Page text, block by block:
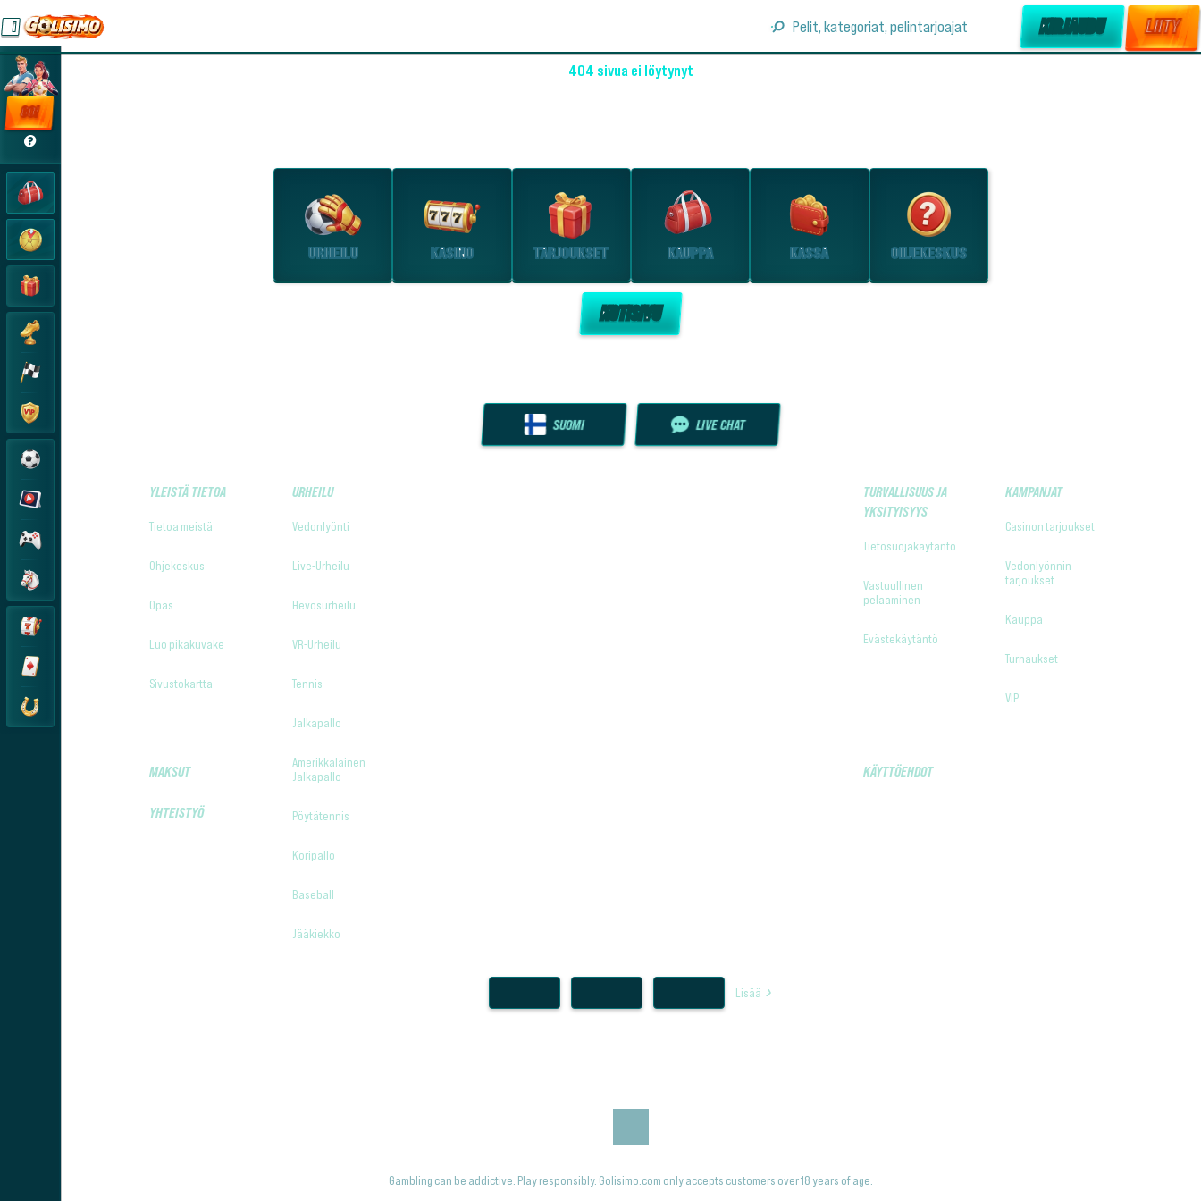
Pelit, kategoriat, pelintarjoajat KIRJAUDU LIITY
GO!
404 sivua ei löytynyt
URHEILU KASINO TARJOUKSET KAUPPA KASSA OHJEKESKUS
KOTISIVU
SUOMI LIVE CHAT
YLEISTÄ TIETOA
Tietoa meistä
Ohjekeskus
Opas
Luo pikakuvake
Sivustokartta
URHEILU
Vedonlyönti
Live-Urheilu
Hevosurheilu
VR-Urheilu
Tennis
Jalkapallo
Amerikkalainen
Jalkapallo
Pöytätennis
Koripallo
Baseball
Jääkiekko
TURVALLISUUS JA
YKSITYISYYS
Tietosuojakäytäntö
Vastuullinen
pelaaminen
Evästekäytäntö
KÄYTTÖEHDOT
KAMPANJAT
Casinon tarjoukset
Vedonlyönnin
tarjoukset
Kauppa
Turnaukset
VIP
MAKSUT
YHTEISTYÖ
Lisää
Gambling can be addictive. Play responsibly. Golisimo.com only accepts customers over 18 years of age.